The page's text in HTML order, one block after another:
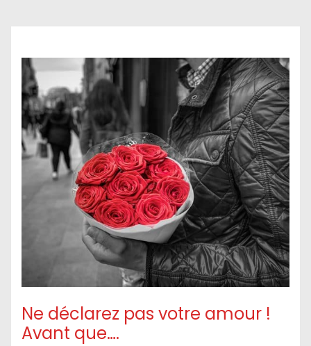
Ne déclarez pas votre amour !
Avant que….